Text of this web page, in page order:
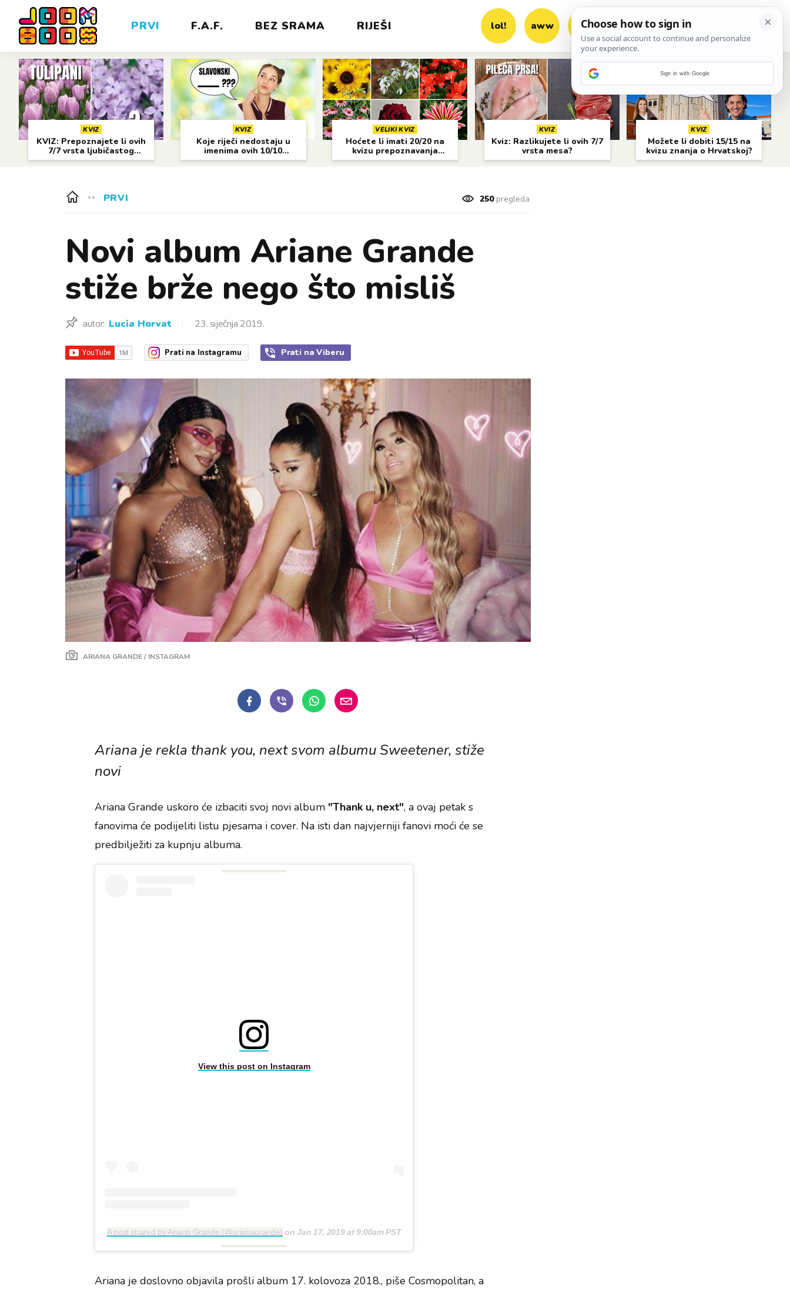
PRVI F.A.F. BEZ SRAMA RIJEŠI lol! aww vrh! woot?!
KVIZ
KVIZ: Prepoznajete li ovih
7/7 vrsta ljubičastog
cvijeća?
KVIZ
Koje riječi nedostaju u
imenima ovih 10/10
gradova?
VELIKI KVIZ
Hoćete li imati 20/20 na
kvizu prepoznavanja
cvijeća?
KVIZ
Kviz: Razlikujete li ovih 7/7
vrsta mesa?
KVIZ
Možete li dobiti 15/15 na
kvizu znanja o Hrvatskoj?
PRVI 250pregleda
Novi album Ariane Grande
stiže brže nego što misliš
autor: Lucia Horvat 23. siječnja 2019.
Prati na Instagramu Prati na Viberu
ARIANA GRANDE / INSTAGRAM
Ariana je rekla thank you, next svom albumu Sweetener, stiže
novi
Ariana Grande uskoro će izbaciti svoj novi album "Thank u, next", a ovaj petak s
fanovima će podijeliti listu pjesama i cover. Na isti dan najvjerniji fanovi moći će se
predbilježiti za kupnju albuma.
View this post on Instagram
A post shared by Ariana Grande (@arianagrande) onJan 17, 2019 at 9:00am PST
Ariana je doslovno objavila prošli album 17. kolovoza 2018., piše Cosmopolitan, a
Sign in with Google